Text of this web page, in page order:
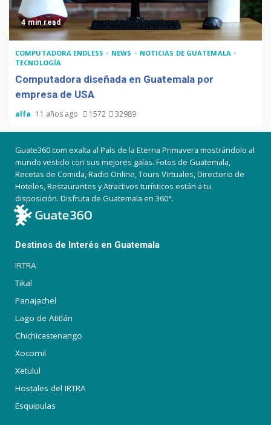
4 min read
COMPUTADORA ENDLESS NEWS
NOTICIAS DE GUATEMALA
TECNOLOGÍA
Computadora diseñada en Guatemala por
empresa de USA
alfa 11 años ago 1572 32989
Guate360.com exalta al País de la Eterna Primavera mostrándolo al
mundo vestido con sus mejores galas. Fotos de Guatemala,
Recetas de Comida, Radio Online, Tours Virtuales, Directorio de
Hoteles, Restaurantes y Atractivos turísticos están a tu
disposición. Disfruta de Guatemala en 360°.
Destinos de Interés en Guatemala
IRTRA
Tikal
Panajachel
Lago de Atitlán
Chichicastenango
Xocomil
Xetulul
Hostales del IRTRA
Esquipulas